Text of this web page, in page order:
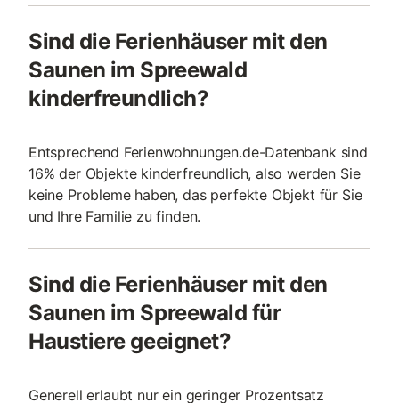
Sind die Ferienhäuser mit den
Saunen im Spreewald
kinderfreundlich?
Entsprechend Ferienwohnungen.de-Datenbank sind
16% der Objekte kinderfreundlich, also werden Sie
keine Probleme haben, das perfekte Objekt für Sie
und Ihre Familie zu finden.
Sind die Ferienhäuser mit den
Saunen im Spreewald für
Haustiere geeignet?
Generell erlaubt nur ein geringer Prozentsatz